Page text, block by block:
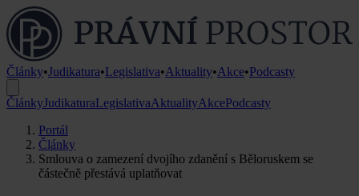
Články•Judikatura•Legislativa•Aktuality•Akce•Podcasty
ČlánkyJudikaturaLegislativaAktualityAkcePodcasty
Portál
Články
Smlouva o zamezení dvojího zdanění s Běloruskem se
částečně přestává uplatňovat